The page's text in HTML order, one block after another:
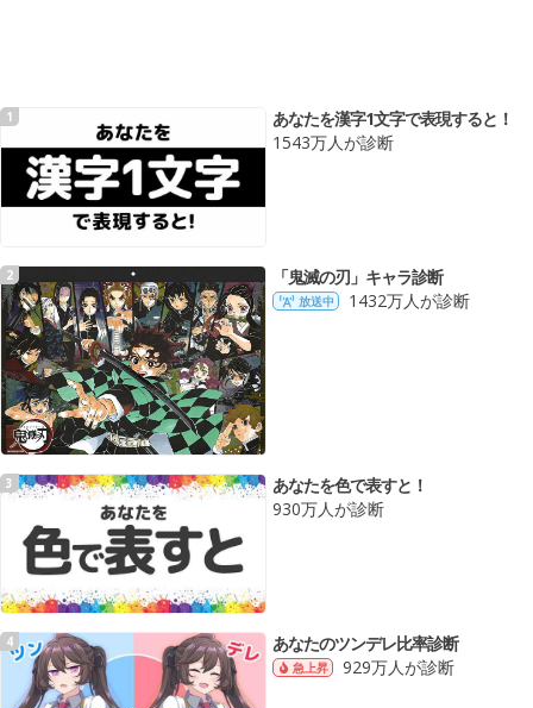
1
あなたを漢字1文字で表現すると！
1543万人が診断
2 「鬼滅の刃」キャラ診断
放送中 1432万人が診断
3
あなたを色で表すと！
930万人が診断
4 あなたのツンデレ比率診断
急上昇 929万人が診断